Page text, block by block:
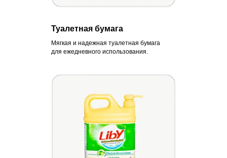
Туалетная бумага
Мягкая и надежная туалетная бумага
для ежедневного использования.